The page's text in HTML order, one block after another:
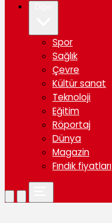
Spor
Sağlık
Çevre
Kültür sanat
Teknoloji
Eğitim
Röportaj
Dünya
Magazin
Fındık fiyatları